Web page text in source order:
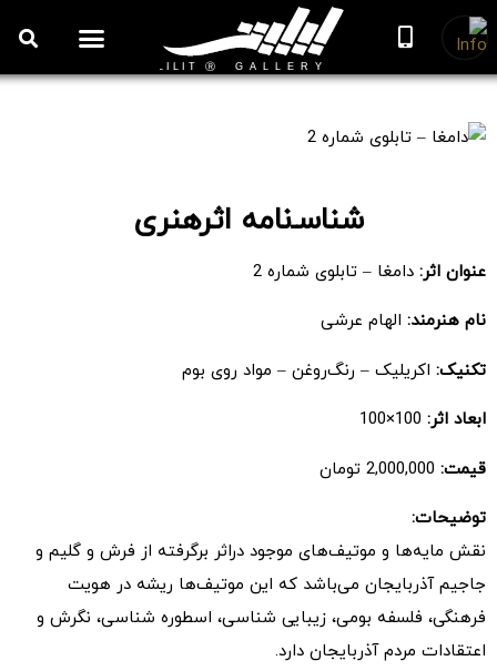
شناسـ‌نامه اثرهنری
عنوان اثر: دامغا – تابلوی شماره 2
نام هنرمند: الهام عرشی
تکنیک: اکریلیک – رنگ‌روغن – مواد روی بوم
ابعاد اثر: 100×100
قیمت:2,000,000 تومان
توضیحات:
نقش مایه‌ها و موتیف‌های موجود دراثر برگرفته از فرش و گلیم و
جاجیم آذربایجان می‌باشد که این موتیف‌ها ریشه در هویت
فرهنگی، فلسفه بومی، زیبایی شناسی، اسطوره شناسی، نگرش و
اعتقادات مردم آذربایجان دارد.